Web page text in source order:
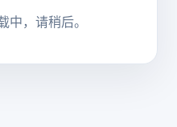
中，请稍后。